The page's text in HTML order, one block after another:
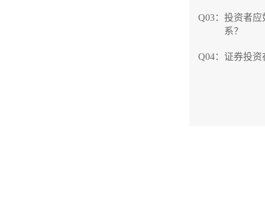
Q011：大盘是
Q03： 投资者应
系？
Q04： 证券投资